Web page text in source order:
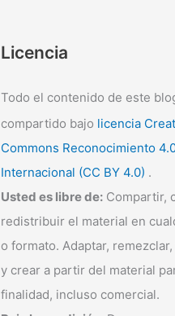
Licencia
Todo el contenido de este
compartido bajo licencia
Commons Reconocimiento
Internacional (CC BY 4.0) .
Usted es libre de: Compartir,
redistribuir el material en
o formato. Adaptar,
y crear a partir del material
finalidad, incluso comercial.